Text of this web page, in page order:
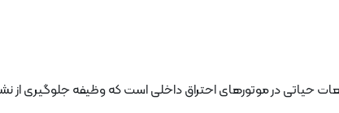
حیاتی در موتورهای احتراق داخلی است که وظیفه جلوگیری از